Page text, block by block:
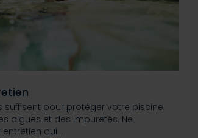
suffisent pour protéger votre piscine
algues et des impuretés. Ne
qui…